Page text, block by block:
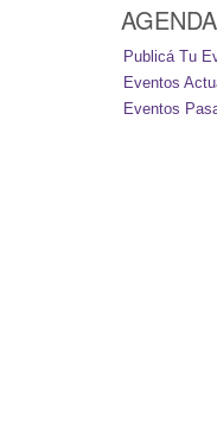
Publicá Tu
Eventos
Eventos